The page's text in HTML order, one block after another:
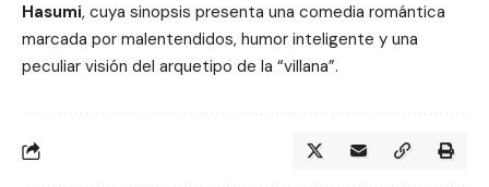
Hasumi, cuya sinopsis presenta una comedia romántica
marcada por malentendidos, humor inteligente y una
peculiar visión del arquetipo de la “villana”.